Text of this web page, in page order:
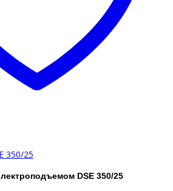
350/25
DSE 350/25